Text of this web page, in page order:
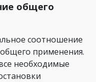
общего
соотношение
применения.
необходимые